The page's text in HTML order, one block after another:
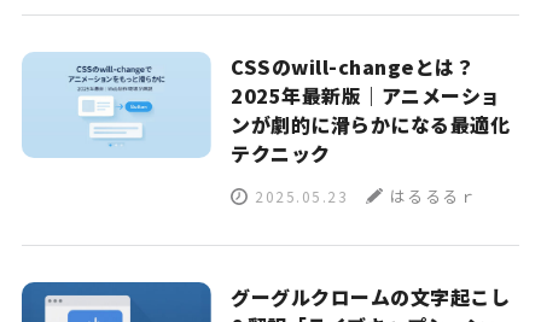
CSSのwill-changeとは？
2025年最新版｜アニメーショ
ンが劇的に滑らかになる最適化
テクニック
2025.05.23 はるるるｒ
グーグルクロームの文字起こし